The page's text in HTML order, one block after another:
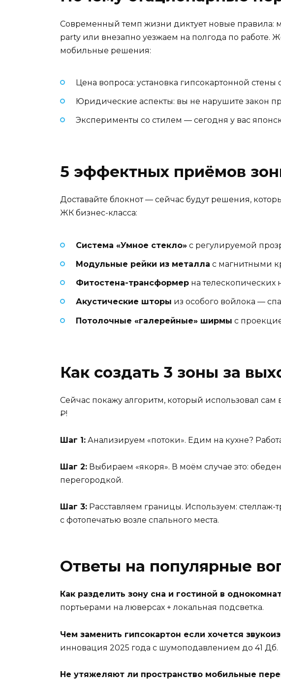
Современный темп жизни диктует новые правила:
party или внезапно уезжаем на полгода по работе.
мобильные решения:
Цена вопроса: установка гипсокартонной стены
Юридические аспекты: вы не нарушите закон
Эксперименты со стилем — сегодня у вас
5 эффектных приёмов
Доставайте блокнот — сейчас будут решения,
ЖК бизнес-класса:
Система «Умное стекло» с регулируемой
Модульные рейки из металла с магнитными
Фитостена-трансформер на
Акустические шторы из особого войлока —
Потолочные «галерейные» ширмы с
Как создать 3 зоны за
Сейчас покажу алгоритм, который использовал
₽!
Шаг 1: Анализируем «потоки». Едим на кухне?
Шаг 2: Выбираем «якоря». В моём случае это:
перегородкой.
Шаг 3: Расставляем границы. Используем:
с фотопечатью возле спального места.
Ответы на популярные
Как разделить зону сна и гостиной в
портьерами на люверсах + локальная подсветка.
Чем заменить гипсокартон если хочется
инновация 2025 года с шумоподавлением до 41 Дб.
Не утяжеляют ли пространство мобильные